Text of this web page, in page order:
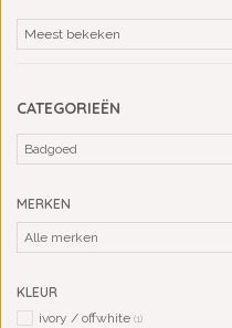
CATEGORIEËN
MERKEN
KLEUR
ivory / offwhite (1)